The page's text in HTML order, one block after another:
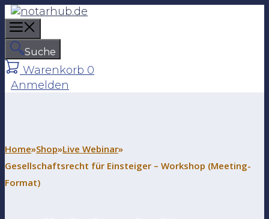
u
m
n
p
r
n
e
n
u
Suche
Warenkorb 0
Anmelden
Home»Shop»Live Webinar»
Gesellschaftsrecht für Einsteiger – Workshop (Meeting-
Format)